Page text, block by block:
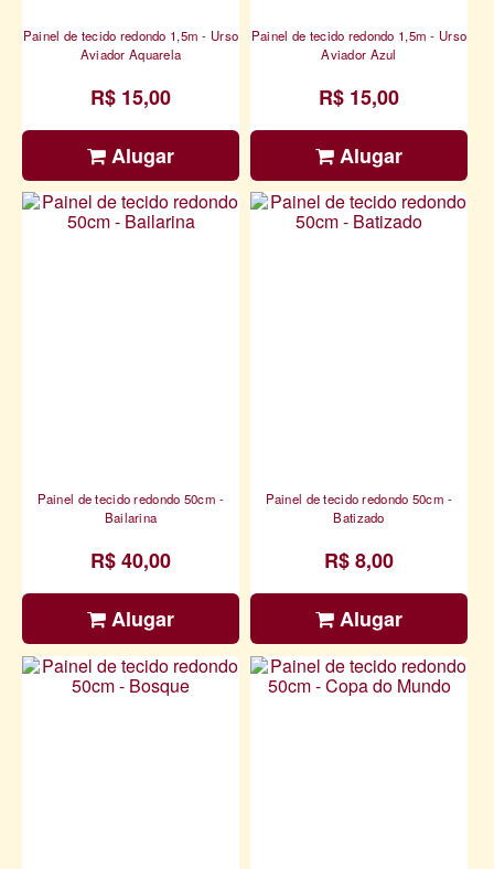
Painel de tecido redondo 1,5m - Urso
Aviador Aquarela
R$ 15,00
Alugar
Painel de tecido redondo 1,5m - Urso
Aviador Azul
R$ 15,00
Alugar
Painel de tecido redondo 50cm -
Bailarina
R$ 40,00
Alugar
Painel de tecido redondo 50cm -
Batizado
R$ 8,00
Alugar